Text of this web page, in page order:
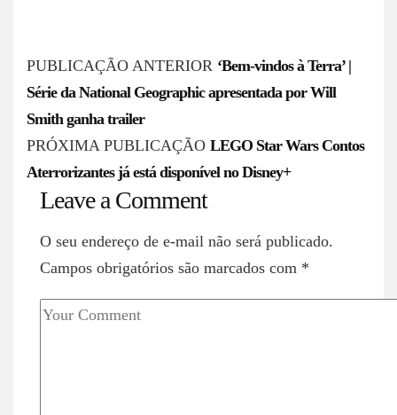
P
o
s
t
n
PUBLICAÇÃO ANTERIOR ‘Bem-vindos à Terra’ |
Série da National Geographic apresentada por Will
Smith ganha trailer
PRÓXIMA PUBLICAÇÃO LEGO Star Wars Contos
Aterrorizantes já está disponível no Disney+
Leave a Comment
O seu endereço de e-mail não será publicado.
Campos obrigatórios são marcados com *